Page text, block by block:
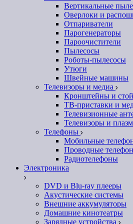
Вертикальные
Оверлоки и
Отпариватели
Парогенераторы
Пароочистители
Пылесосы
Роботы-пылесосы
Утюги
Швейные машины
Телевизоры и медиа
Кронштейны и
ТВ-приставки и
Телевизионные
Телевизоры и
Телефоны
Мобильные
Проводные
Радиотелефоны
Электроника
DVD и Blu-ray плееры
Акустические системы
Внешние аккумуляторы
Домашние кинотеатры
Зарядные устройства